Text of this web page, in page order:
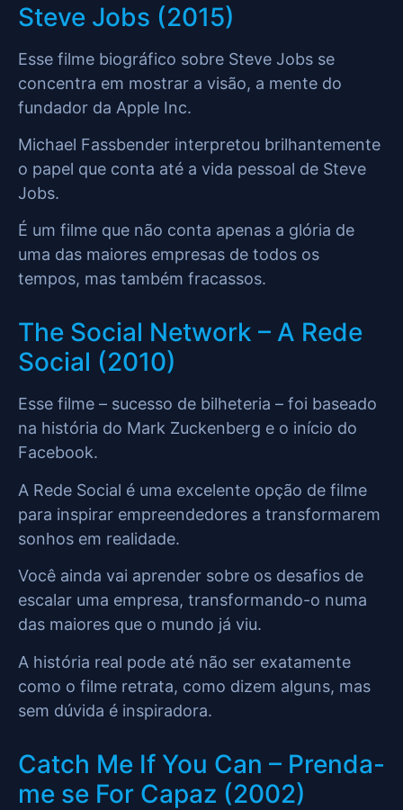
Steve Jobs (2015)
Esse filme biográfico sobre Steve Jobs se
concentra em mostrar a visão, a mente do
fundador da Apple Inc.
Michael Fassbender interpretou brilhantemente
o papel que conta até a vida pessoal de Steve
Jobs.
É um filme que não conta apenas a glória de
uma das maiores empresas de todos os
tempos, mas também fracassos.
The Social Network – A Rede
Social (2010)
Esse filme – sucesso de bilheteria – foi baseado
na história do Mark Zuckenberg e o início do
Facebook.
A Rede Social é uma excelente opção de filme
para inspirar empreendedores a transformarem
sonhos em realidade.
Você ainda vai aprender sobre os desafios de
escalar uma empresa, transformando-o numa
das maiores que o mundo já viu.
A história real pode até não ser exatamente
como o filme retrata, como dizem alguns, mas
sem dúvida é inspiradora.
Catch Me If You Can – Prenda-
me se For Capaz (2002)